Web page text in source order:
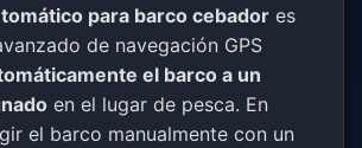
para barco cebador es
de navegación GPS
el barco a un
en el lugar de pesca. En
el barco manualmente con un